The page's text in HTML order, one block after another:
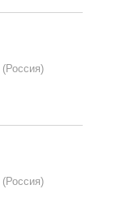
(Россия)
(Россия)